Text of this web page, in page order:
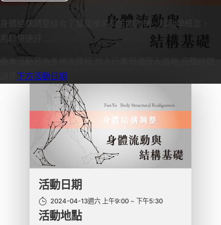
身體結構調整結合了整復推拿和生物力學、肌動學概念，
用於快速評…...
下方活動日期
活動日期
2024-04-13週六 上午9:00 下午5:30
活動地點